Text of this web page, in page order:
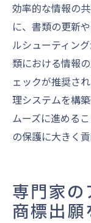
効率的な情報の
に、書類の更新
ルシューティン
類における情報
ェックが推奨さ
理システムを構
ムーズに進める
の保護に大きく貢
専門家の
商標出願